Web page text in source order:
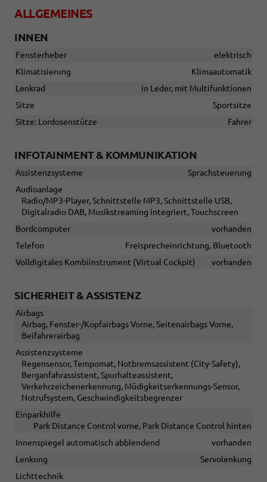
ALLGEMEINES
INNEN
Fensterheber
elektrisch
Klimatisierung
Klimaautomatik
Lenkrad
in Leder, mit Multifunktionen
Sitze
Sportsitze
Sitze: Lordosenstütze
Fahrer
INFOTAINMENT & KOMMUNIKATION
Assistenzsysteme
Sprachsteuerung
Audioanlage
Radio/MP3-Player, Schnittstelle MP3, Schnittstelle USB,
Digitalradio DAB, Musikstreaming integriert, Touchscreen
Bordcomputer
vorhanden
Telefon
Freisprecheinrichtung, Bluetooth
Volldigitales Kombiinstrument (Virtual Cockpit)
vorhanden
SICHERHEIT & ASSISTENZ
Airbags
Airbag, Fenster-/Kopfairbags Vorne, Seitenairbags Vorne,
Beifahrerairbag
Assistenzsysteme
Regensensor, Tempomat, Notbremsassistent (City-Safety),
Berganfahrassistent, Spurhalteassistent,
Verkehrzeichenerkennung, Müdigkeitserkennungs-Sensor,
Notrufsystem, Geschwindigkeitsbegrenzer
Einparkhilfe
Park Distance Control vorne, Park Distance Control hinten
Innenspiegel automatisch abblendend
vorhanden
Lenkung
Servolenkung
Lichttechnik